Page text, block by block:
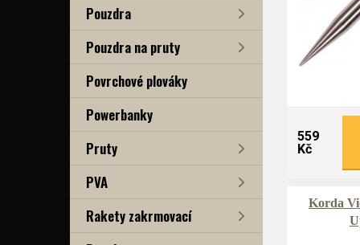
Pouzdra
Pouzdra na pruty
Povrchové plováky
Powerbanky
Pruty
PVA
Rakety zakrmovací
559
Kč
Korda